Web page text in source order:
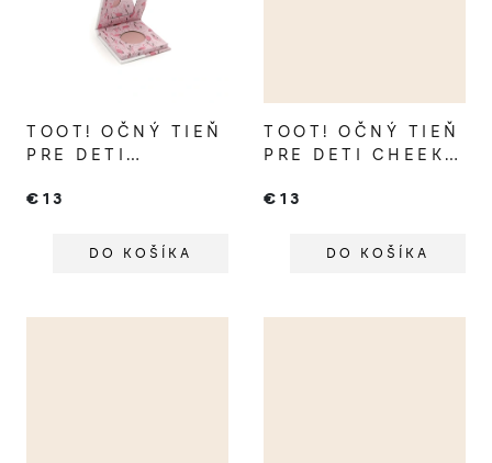
TOOT! OČNÝ TIEŇ
PRE DETI
FLAMINGO
€13
DO KOŠÍKA
TOOT! OČNÝ TIEŇ
PRE DETI CHEEKY
€13
DO KOŠÍKA